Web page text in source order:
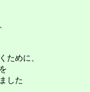
ために、
した